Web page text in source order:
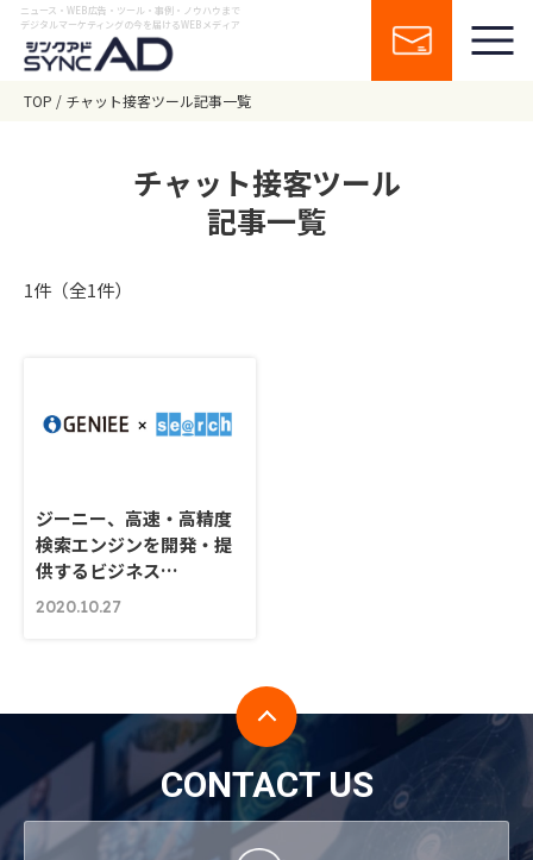
ニュース・WEB広告・ツール・事例・ノウハウまで
デジタルマーケティングの今を届けるWEBメディア
TOP チャット接客ツール記事一覧
チャット接客ツール
記事一覧
1件（全1件）
ジーニー、高速・高精度
検索エンジンを開発・提
供するビジネス…
2020.10.27
CONTACT US